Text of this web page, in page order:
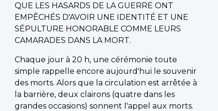
QUE LES HASARDS DE LA GUERRE ONT
EMPÊCHÉS D'AVOIR UNE IDENTITÉ ET UNE
SÉPULTURE HONORABLE COMME LEURS
CAMARADES DANS LA MORT.
Chaque jour à 20 h, une cérémonie toute
simple rappelle encore aujourd'hui le souvenir
des morts. Alors que la circulation est arrêtée à
la barrière, deux clairons (quatre dans les
grandes occasions) sonnent l'appel aux morts.